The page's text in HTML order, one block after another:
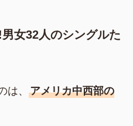
女32人のシングルた
は、 アメリカ中西部の